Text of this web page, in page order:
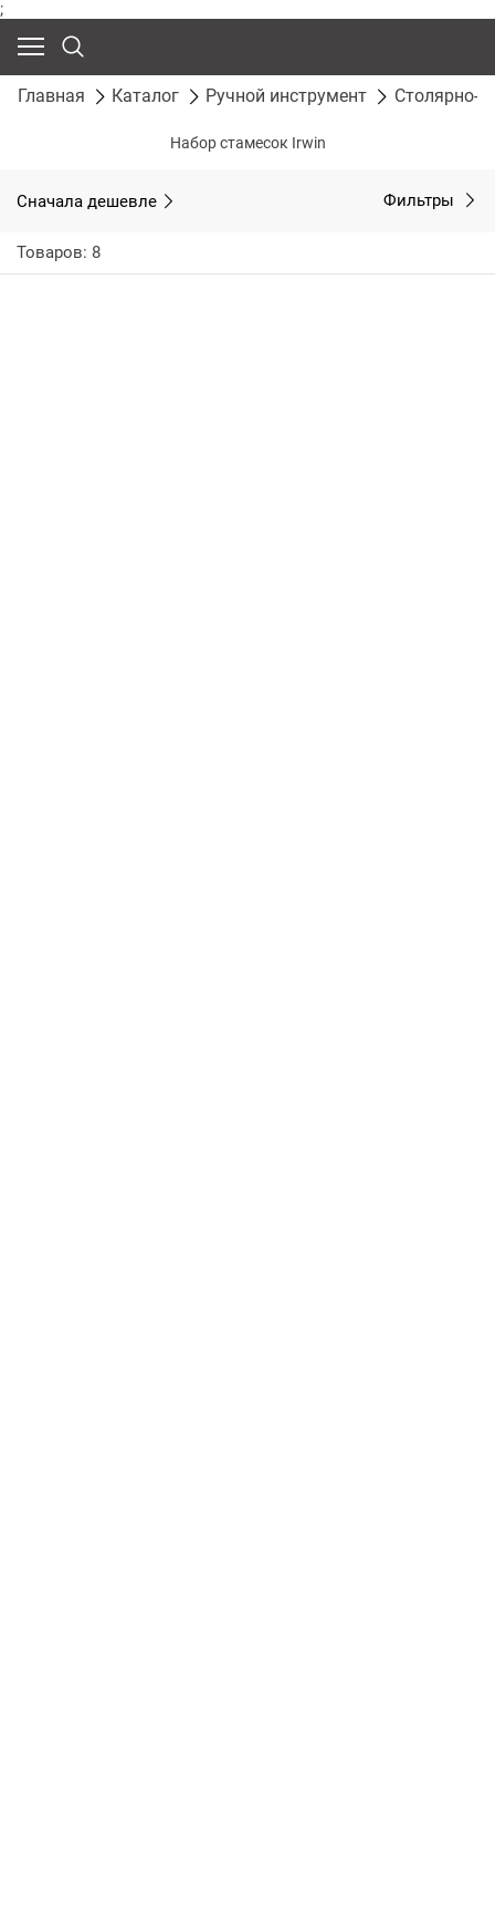
;
Главная Каталог Ручной инструмент Столярно-
Набор стамесок Irwin
Сначала дешевле Фильтры
Товаров: 8